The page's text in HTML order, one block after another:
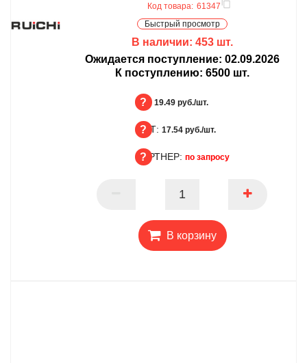
Код товара: 61347
Быстрый просмотр
В наличии: 453 шт.
Ожидается поступление: 02.09.2026
К поступлению: 6500 шт.
БЦ: 19.49 руб./шт.
ОПТ: 17.54 руб./шт.
ПАРТНЕР: по запросу
В корзину